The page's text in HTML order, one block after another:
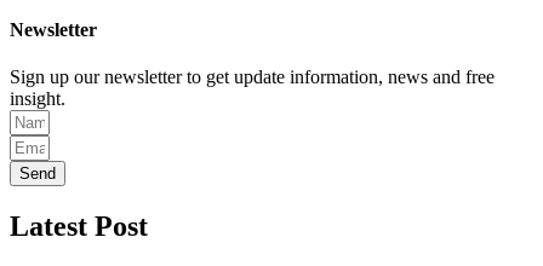
Newsletter
Sign up our newsletter to get update information, news and free
insight.
Send
Latest Post